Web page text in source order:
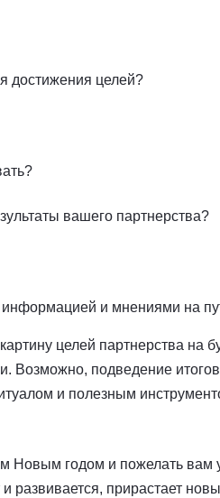
достижения целей?
вашего партнерства?
и мнениями на
целей партнерства на
Возможно, подведение
и полезным
Новым годом и пожелать вам
развивается, прирастает